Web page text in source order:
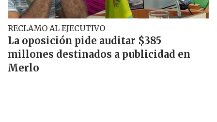
RECLAMO AL EJECUTIVO
La oposición pide auditar $385
millones destinados a publicidad en
Merlo